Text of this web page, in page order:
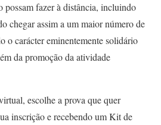
possam fazer à distância, incluindo
chegar assim a um maior número de
o carácter eminentemente solidário
da promoção da atividade
escolhe a prova que quer
inscrição e recebendo um Kit de